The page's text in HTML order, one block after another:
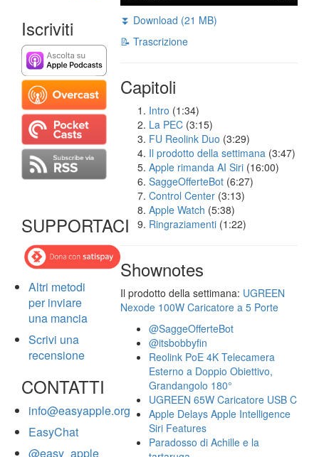
Iscriviti
SUPPORTACI
Altri metodi
per inviare
una mancia
Scrivi una
recensione
CONTATTI
info@easyapple.org
EasyChat
@easy_apple
⏬ Download (21 MB)
📝 Trascrizione
Capitoli
Intro (1:34)
La PEC (3:15)
FU Reolink Duo (3:29)
Il prodotto della settimana (3:47)
Apple rimanda AI Siri (16:00)
SaggeOfferteBot (6:27)
Control Center (3:13)
Apple Watch (5:38)
Ringraziamenti (1:22)
Shownotes
Il prodotto della settimana: UGREEN
Nexode 100W Caricatore a 5 Porte
@SaggeOfferteBot
@itsbobbyfin
Reolink PoE 4K Telecamera
Esterno a Doppio Obiettivo,
Grandangolo 180°
UGREEN 65W Caricatore USB C
Apple Delays Apple Intelligence
Siri Features
Paradosso di Achille e la